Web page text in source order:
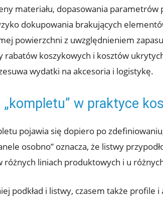
materiału, dopasowania parametrów
dokupowania brakujących
powierzchni z uwzględnieniem
rabatów koszykowych i kosztów
wydatki na akcesoria i logistykę.
w praktyce
pojawia się dopiero po
osobno” oznacza, że listwy
liniach produktowych i u
podkład i listwy, czasem także profile